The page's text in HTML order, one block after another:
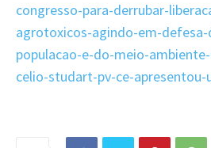
congresso-para-derrubar-
agrotoxicos-agindo-em-defesa-
populacao-e-do-meio-
celio-studart-pv-ce-apresentou-